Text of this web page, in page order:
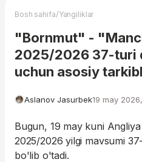
Bosh sahifa/Yangiliklar
"Bornmut" -
2025/2026 37-turi
uchun asosiy
Aslanov Jasurbek19 may
Bugun, 19 may kuni
2025/2026 yilgi mavsumi
bo'lib o'tadi.